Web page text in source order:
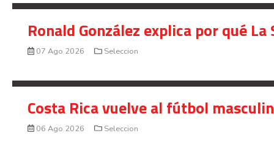
Ronald González explica por qué
07 Ago 2026 Seleccion
Costa Rica vuelve al fútbol
06 Ago 2026 Seleccion